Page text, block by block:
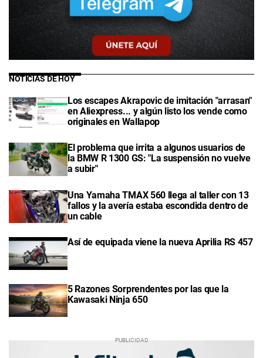
NOTICIAS DE HOY
Los escapes Akrapovic de imitación "arrasan"
en Aliexpress... y algún listo los vende como
originales en Wallapop
El problema que irrita a algunos usuarios de
la BMW R 1300 GS: "La suspensión no vuelve
a subir"
Una Yamaha TMAX 560 llega al taller con 13
fallos y la avería estaba escondida dentro de
un cable
Así de equipada viene la nueva Aprilia RS 457
5 Razones Sorprendentes por las que la
Kawasaki Ninja 650